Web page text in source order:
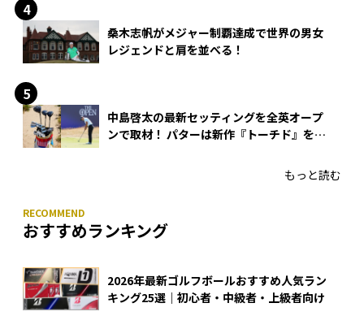
桑木志帆がメジャー制覇達成で世界の男女
レジェンドと肩を並べる！
中島啓太の最新セッティングを全英オープ
ンで取材！ パターは新作『トーチド』を投
もっと読む
おすすめランキング
2026年最新ゴルフボールおすすめ人気ラン
キング25選｜初心者・中級者・上級者向け